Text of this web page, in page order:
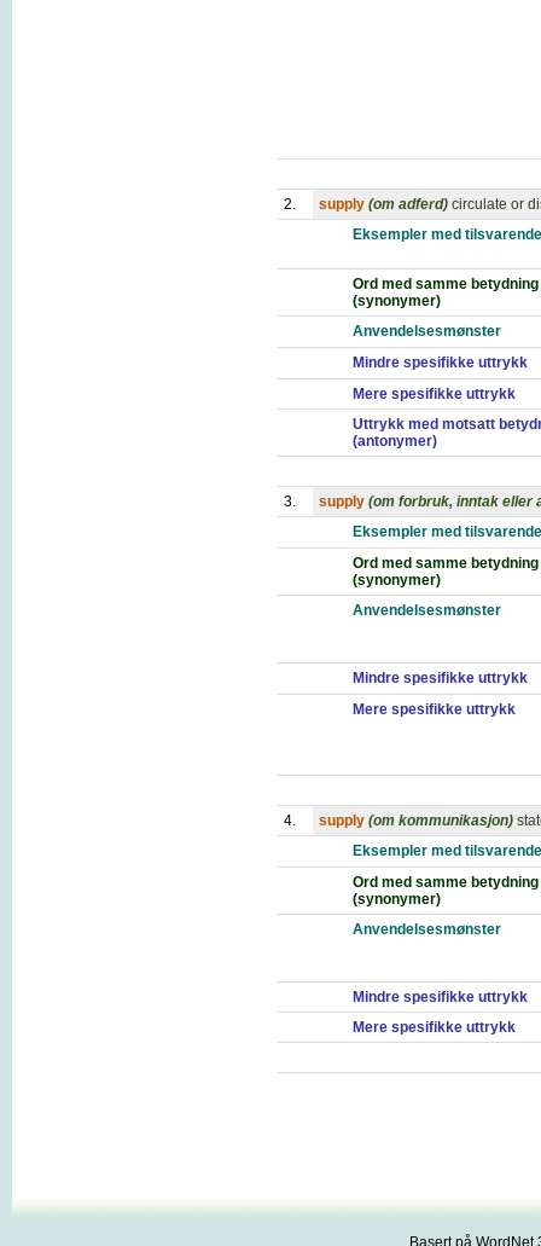
2. supply (om adferd) circulate or
Eksempler med
Ord med samme betydning
(synonymer)
Anvendelsesmønster
Mindre spesifikke uttrykk
Mere spesifikke uttrykk
Uttrykk med motsatt
(antonymer)
3. supply (om forbruk, inntak eller
Eksempler med
Ord med samme betydning
(synonymer)
Anvendelsesmønster
Mindre spesifikke uttrykk
Mere spesifikke uttrykk
4. supply (om kommunikasjon)
Eksempler med
Ord med samme betydning
(synonymer)
Anvendelsesmønster
Mindre spesifikke uttrykk
Mere spesifikke uttrykk
Basert på